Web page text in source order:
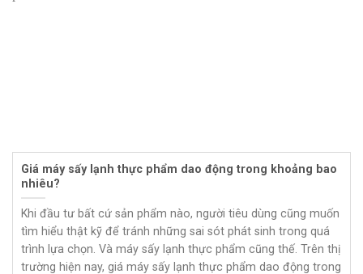
Giá máy sấy lạnh thực phẩm dao động trong khoảng bao
nhiêu?
Khi đầu tư bất cứ sản phẩm nào, người tiêu dùng cũng muốn
tìm hiểu thật kỹ để tránh những sai sót phát sinh trong quá
trình lựa chọn. Và máy sấy lạnh thực phẩm cũng thế. Trên thị
trường hiện nay, giá máy sấy lạnh thực phẩm dao động trong